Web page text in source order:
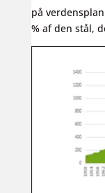
på
% af den stål,